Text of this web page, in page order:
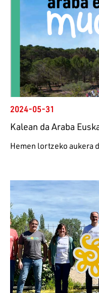
2024-05-31
Kalean da Araba
Hemen lortzeko aukera